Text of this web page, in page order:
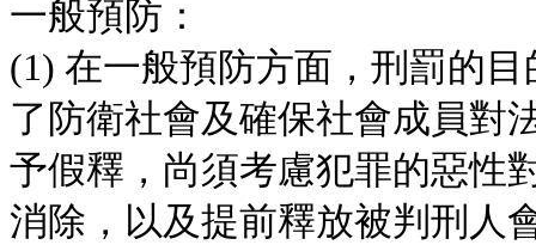
一般預防：
(1) 在一般預防方面，刑罰的
了防衛社會及確保社會成員對
予假釋，尚須考慮犯罪的惡性
消除，以及提前釋放被判刑人